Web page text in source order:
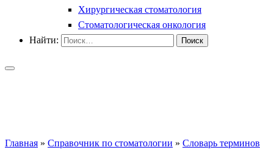
Хирургическая стоматология
Стоматологическая онкология
Найти:
Главная » Справочник по стоматологии » Словарь терминов